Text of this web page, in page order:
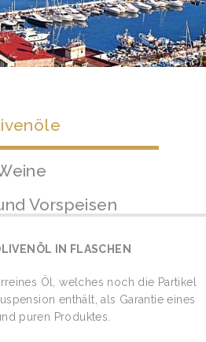
Vorspeisen
IN FLASCHEN
Öl, welches noch die Partikel
enthält, als Garantie eines
puren Produktes.